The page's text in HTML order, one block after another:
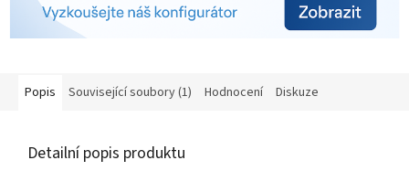
Popis Související soubory (1) Hodnocení Diskuze
Detailní popis produktu